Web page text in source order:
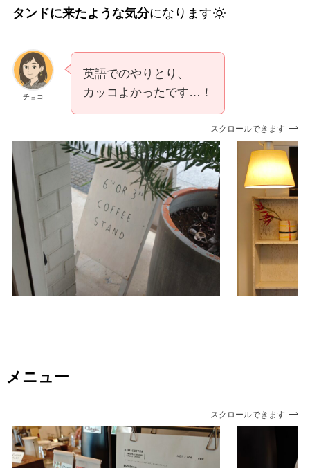
タンドに来たような気分になります
チョコ
英語でのやりとり、
カッコよかったです…！
スクロールできます
メニュー
スクロールできます